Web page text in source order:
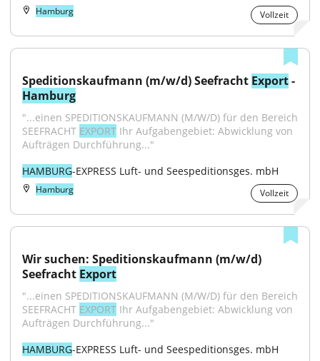
Hamburg Vollzeit
Speditionskaufmann (m/w/d) Seefracht Export
Hamburg
"...einen SPEDITIONSKAUFMANN (M/W/D) für den Bereich
SEEFRACHT EXPORT Ihr Aufgabengebiet: Abwicklung von
Aufträgen Durchführung..."
HAMBURG-EXPRESS Luft- und Seespeditionsges. mbH
Hamburg Vollzeit
Wir suchen: Speditionskaufmann (m/w/d)
Seefracht Export
"...einen SPEDITIONSKAUFMANN (M/W/D) für den Bereich
SEEFRACHT EXPORT Ihr Aufgabengebiet: Abwicklung von
Aufträgen Durchführung..."
HAMBURG-EXPRESS Luft- und Seespeditionsges. mbH